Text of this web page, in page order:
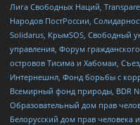
Лига Свободных Наций,
Народов ПостРоссии,
Solidarus, КрымSOS, Свободный
управления, Форум
островов Тисима и Хабомаи,
Интернешнл, Фонд борьбы с
Всемирный фонд природы, BDR
Образовательный дом прав
Белорусский дом прав человека